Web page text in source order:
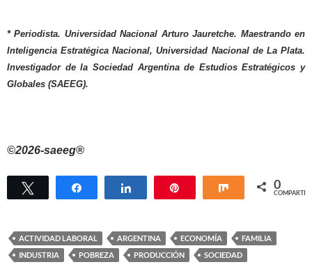
* Periodista. Universidad Nacional Arturo Jauretche. Maestrando en
Inteligencia Estratégica Nacional, Universidad Nacional de La Plata.
Investigador de la Sociedad Argentina de Estudios Estratégicos y
Globales (SAEEG).
©2026-saeeg®
Twittear Compartir Compartir Compartir
0
COMPARTIR
ACTIVIDAD LABORAL ARGENTINA ECONOMÍA
FAMILIA
INDUSTRIA
POBREZA PRODUCCIÓN SOCIEDAD